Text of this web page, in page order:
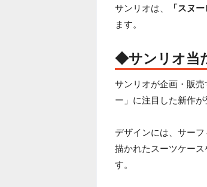
サンリオは、 「スヌ
ます。
◆サンリオ当
サンリオが企画・販
ー」に注目した新作が
デザインには、サー
描かれたスーツケー
す。